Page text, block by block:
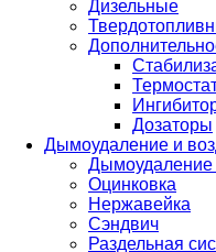
Дизельные
Дозаторы
Дымоудаление и
Дымоудаление
Оцинковка
Нержавейка
Сэндвич
Раздельная